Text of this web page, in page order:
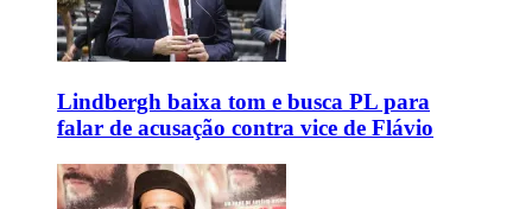
Lindbergh baixa tom e busca PL para
falar de acusação contra vice de Flávio